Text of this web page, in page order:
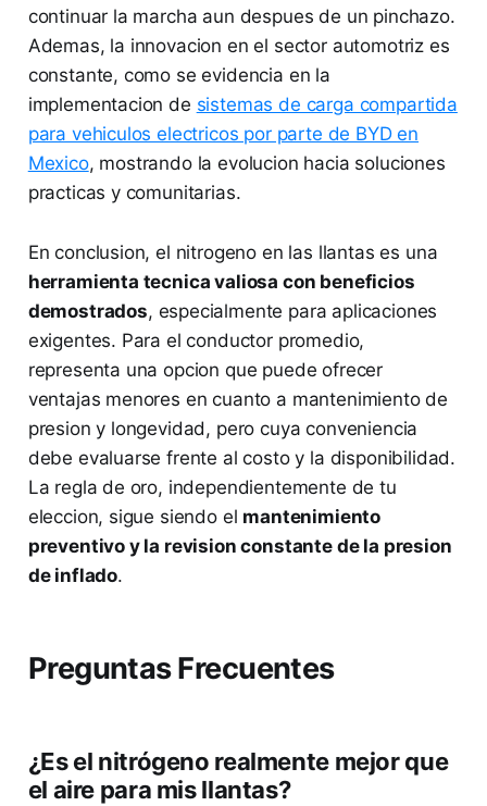
continuar la marcha aun despues de un pinchazo.
Ademas, la innovacion en el sector automotriz es
constante, como se evidencia en la
implementacion de sistemas de carga compartida
para vehiculos electricos por parte de BYD en
Mexico, mostrando la evolucion hacia soluciones
practicas y comunitarias.
En conclusion, el nitrogeno en las llantas es una
herramienta tecnica valiosa con beneficios
demostrados, especialmente para aplicaciones
exigentes. Para el conductor promedio,
representa una opcion que puede ofrecer
ventajas menores en cuanto a mantenimiento de
presion y longevidad, pero cuya conveniencia
debe evaluarse frente al costo y la disponibilidad.
La regla de oro, independientemente de tu
eleccion, sigue siendo el mantenimiento
preventivo y la revision constante de la presion
de inflado.
Preguntas Frecuentes
¿Es el nitrógeno realmente mejor que
el aire para mis llantas?